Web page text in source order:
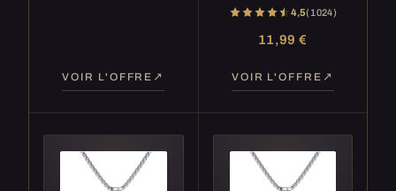
VOIR L'OFFRE
4,5(1 024)
11,99 €
VOIR L'OFFRE